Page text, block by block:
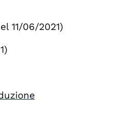
11/06/2021)